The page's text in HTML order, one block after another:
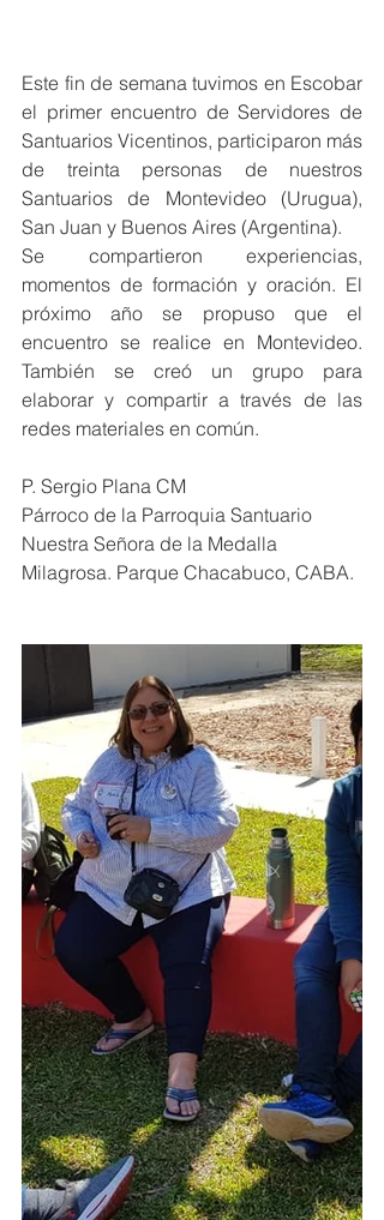
Este fin de semana tuvimos en Escobar
el primer encuentro de Servidores de
Santuarios Vicentinos, participaron más
de treinta personas de nuestros
Santuarios de Montevideo (Urugua),
San Juan y Buenos Aires (Argentina).
Se compartieron experiencias,
momentos de formación y oración. El
próximo año se propuso que el
encuentro se realice en Montevideo.
También se creó un grupo para
elaborar y compartir a través de las
redes materiales en común.
P. Sergio Plana CM
Párroco de la Parroquia Santuario
Nuestra Señora de la Medalla
Milagrosa. Parque Chacabuco, CABA.